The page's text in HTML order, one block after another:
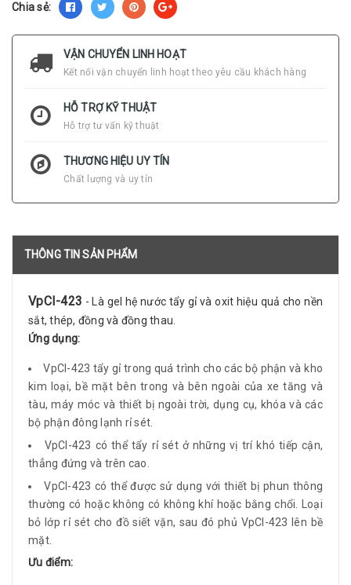
Chia sẻ:
VẬN CHUYỂN LINH HOẠT
Kết nối vận chuyển linh hoạt theo yêu cầu khách hàng
HỖ TRỢ KỸ THUẬT
Hỗ trợ tư vấn kỹ thuật
THƯƠNG HIỆU UY TÍN
Chất lượng và uy tín
THÔNG TIN SẢN PHẨM
VpCI-423 - Là gel hệ nước tẩy gỉ và oxit hiệu quả cho nền
sắt, thép, đồng và đồng thau.
Ứng dụng:
VpCI-423 tẩy gỉ trong quá trình cho các bộ phận và kho
kim loại, bề mặt bên trong và bên ngoài của xe tăng và
tàu, máy móc và thiết bị ngoài trời, dụng cụ, khóa và các
bộ phận đông lạnh rỉ sét.
VpCI-423 có thể tẩy rỉ sét ở những vị trí khó tiếp cận,
thẳng đứng và trên cao.
VpCI-423 có thể được sử dụng với thiết bị phun thông
thường có hoặc không có không khí hoặc bằng chổi. Loại
bỏ lớp rỉ sét cho đồ siết vặn, sau đó phủ VpCI-423 lên bề
mặt.
Ưu điểm: